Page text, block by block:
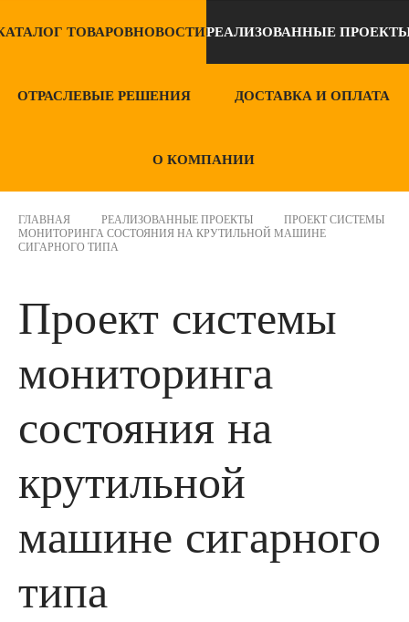
ТОВАРОВНОВОСТИРЕАЛИЗОВАННЫЕ
ОТРАСЛЕВЫЕ РЕШЕНИЯ ДОСТАВКА И ОПЛАТА
О КОМПАНИИ
ГЛАВНАЯ РЕАЛИЗОВАННЫЕ ПРОЕКТЫ
ПРОЕКТ СИСТЕМЫ
МОНИТОРИНГА СОСТОЯНИЯ НА КРУТИЛЬНОЙ МАШИНЕ
СИГАРНОГО ТИПА
Проект системы
мониторинга
состояния на
крутильной
машине сигарного
типа